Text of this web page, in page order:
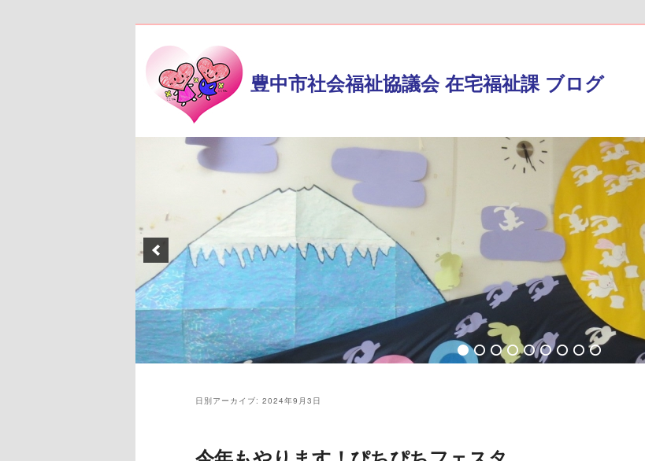
豊中市社会福祉協議会 在宅福祉課 ブログ
日別アーカイブ: 2024年9月3日